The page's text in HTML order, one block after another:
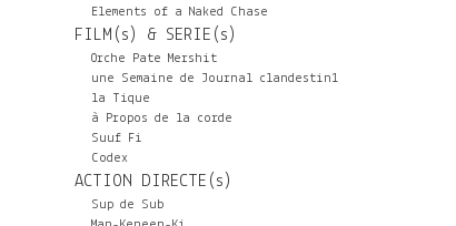
Elements of a Naked Chase
FILM(s) & SERIE(s)
Orche Pate Mershit
une Semaine de Journal clandestin1
la Tique
à Propos de la corde
Suuf Fi
Codex
ACTION DIRECTE(s)
Sup de Sub